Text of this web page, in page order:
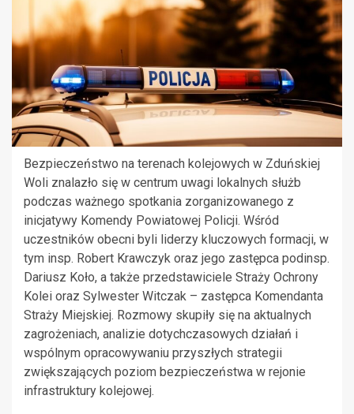
Bezpieczeństwo na terenach kolejowych w Zduńskiej
Woli znalazło się w centrum uwagi lokalnych służb
podczas ważnego spotkania zorganizowanego z
inicjatywy Komendy Powiatowej Policji. Wśród
uczestników obecni byli liderzy kluczowych formacji, w
tym insp. Robert Krawczyk oraz jego zastępca podinsp.
Dariusz Koło, a także przedstawiciele Straży Ochrony
Kolei oraz Sylwester Witczak – zastępca Komendanta
Straży Miejskiej. Rozmowy skupiły się na aktualnych
zagrożeniach, analizie dotychczasowych działań i
wspólnym opracowywaniu przyszłych strategii
zwiększających poziom bezpieczeństwa w rejonie
infrastruktury kolejowej.